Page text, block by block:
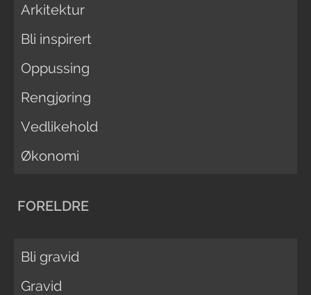
Arkitektur
Bli inspirert
Oppussing
Rengjøring
Vedlikehold
Økonomi
FORELDRE
Bli gravid
Gravid